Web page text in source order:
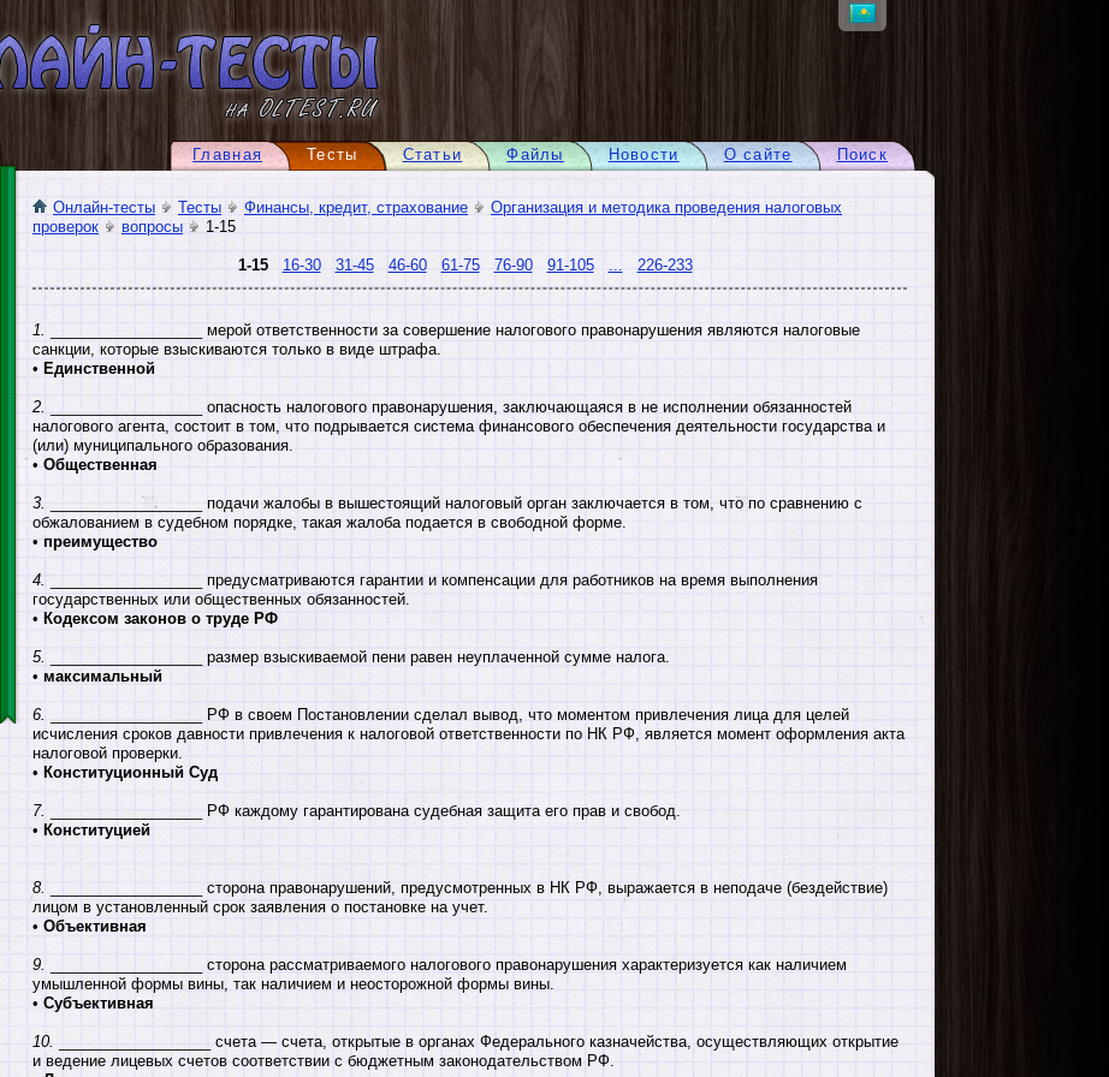
Поиск
О сайте
Новости
Файлы
Статьи
Тесты
Главная
Онлайн-тесты Тесты Финансы, кредит, страхование
Организация и методика проведения налоговых
проверок
вопросы 1-15
1-15 16-30 31-45 46-60 61-75 76-90 91-105 226-233
1.
__________________ мерой ответственности за совершение налогового правонарушения являются налоговые
санкции, которые взыскиваются только в виде штрафа.
• Единственной
2.
__________________ опасность налогового правонарушения, заключающаяся в не исполнении обязанностей
налогового агента, состоит в том, что подрывается система финансового обеспечения деятельности государства и
(или) муниципального образования.
• Общественная
3.
__________________ подачи жалобы в вышестоящий налоговый орган заключается в том, что по сравнению с
обжалованием в судебном порядке, такая жалоба подается в свободной форме.
• преимущество
4.
__________________ предусматриваются гарантии и компенсации для работников на время выполнения
государственных или общественных обязанностей.
• Кодексом законов о труде РФ
5.
__________________ размер взыскиваемой пени равен неуплаченной сумме налога.
• максимальный
6.
__________________ РФ в своем Постановлении сделал вывод, что моментом привлечения лица для целей
исчисления сроков давности привлечения к налоговой ответственности по НК РФ, является момент оформления акта
налоговой проверки.
• Конституционный Суд
7.
__________________ РФ каждому гарантирована судебная защита его прав и свобод.
• Конституцией
8.
__________________ сторона правонарушений, предусмотренных в НК РФ, выражается в неподаче (бездействие)
лицом в установленный срок заявления о постановке на учет.
• Объективная
9.
__________________ сторона рассматриваемого налогового правонарушения характеризуется как наличием
умышленной формы вины, так наличием и неосторожной формы вины.
• Субъективная
10.
__________________ счета — счета, открытые в органах Федерального казначейства, осуществляющих открытие
и ведение лицевых счетов соответствии с бюджетным законодательством РФ.